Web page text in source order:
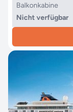
Balkonkabine
Nicht verfügbar